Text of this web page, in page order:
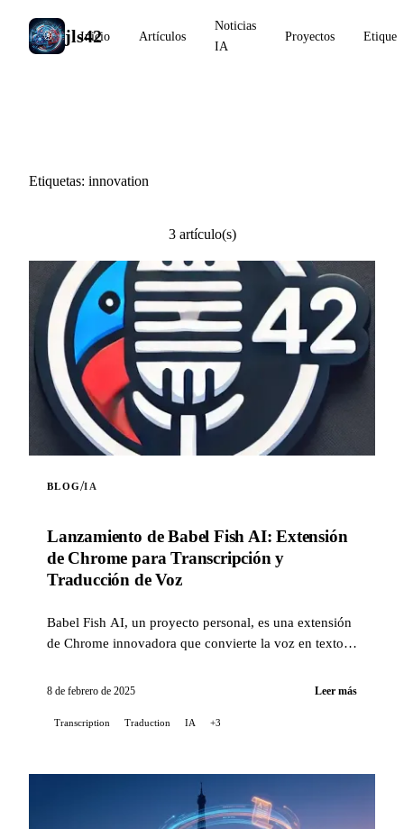
jls42
Inicio Artículos
Noticias
IA
Proyectos
Etiquetas: innovation
3 artículo(s)
BLOG/IA
Lanzamiento de Babel Fish AI: Extensión
de Chrome para Transcripción y
Traducción de Voz
Babel Fish AI, un proyecto personal, es una extensión
de Chrome innovadora que convierte la voz en texto
opción de traducción automática...
8 de febrero de 2025 Leer más
Transcription Traduction IA +3